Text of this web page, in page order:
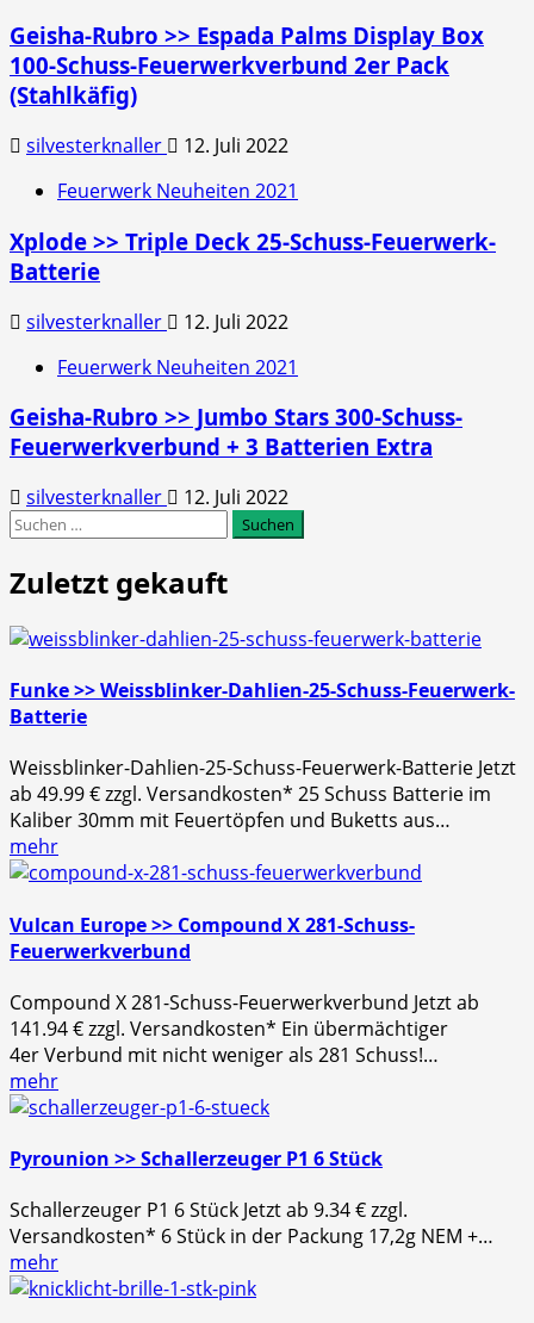
Geisha-Rubro >> Espada Palms Display Box
100-Schuss-Feuerwerkverbund 2er Pack
(Stahlkäfig)
silvesterknaller
12. Juli 2022
Feuerwerk Neuheiten 2021
Xplode >> Triple Deck 25-Schuss-Feuerwerk-
Batterie
silvesterknaller
12. Juli 2022
Feuerwerk Neuheiten 2021
Geisha-Rubro >> Jumbo Stars 300-Schuss-
Feuerwerkverbund + 3 Batterien Extra
silvesterknaller
12. Juli 2022
Suchen
Zuletzt gekauft
Funke >> Weissblinker-Dahlien-25-Schuss-Feuerwerk-
Batterie
Weissblinker-Dahlien-25-Schuss-Feuerwerk-Batterie Jetzt
ab 49.99 € zzgl. Versandkosten* 25 Schuss Batterie im
Kaliber 30mm mit Feuertöpfen und Buketts aus…
mehr
Vulcan Europe >> Compound X 281-Schuss-
Feuerwerkverbund
Compound X 281-Schuss-Feuerwerkverbund Jetzt ab
141.94 € zzgl. Versandkosten* Ein übermächtiger
4er Verbund mit nicht weniger als 281 Schuss!…
mehr
Pyrounion >> Schallerzeuger P1 6 Stück
Schallerzeuger P1 6 Stück Jetzt ab 9.34 € zzgl.
Versandkosten* 6 Stück in der Packung 17,2g NEM +…
mehr